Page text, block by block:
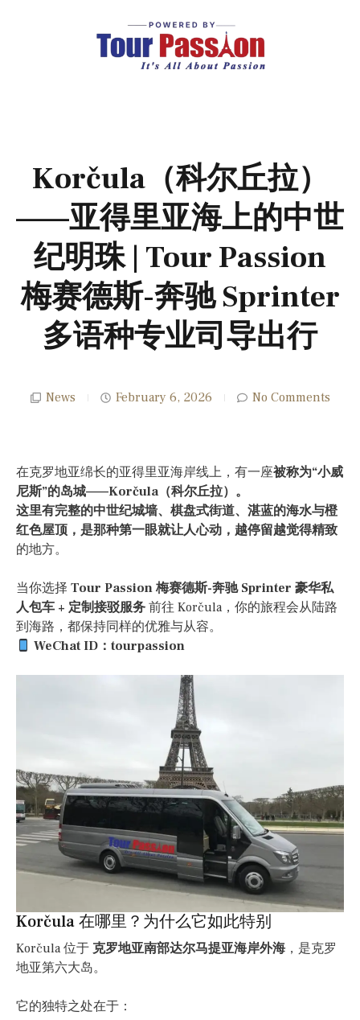
Korčula（科尔丘拉）
——亚得里亚海上的中世
纪明珠 | Tour Passion
梅赛德斯-奔驰 Sprinter
多语种专业司导出行
News February 6, 2026 No Comments
在克罗地亚绵长的亚得里亚海岸线上，有一座被称为“小威
尼斯”的岛城——Korčula（科尔丘拉）。
这里有完整的中世纪城墙、棋盘式街道、湛蓝的海水与橙
红色屋顶，是那种第一眼就让人心动，越停留越觉得精致
的地方。
当你选择 Tour Passion 梅赛德斯-奔驰 Sprinter 豪华私
人包车 + 定制接驳服务 前往 Korčula，你的旅程会从陆路
到海路，都保持同样的优雅与从容。
WeChat ID：tourpassion
Korčula 在哪里？为什么它如此特别
Korčula 位于 克罗地亚南部达尔马提亚海岸外海 ，是克罗
地亚第六大岛。
它的独特之处在于：